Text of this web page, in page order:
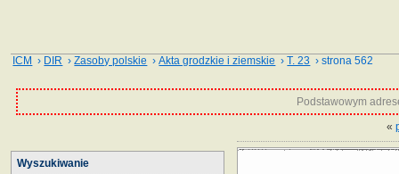
ICM › DIR ›Zasoby polskie ›Akta grodzkie i ziemskie ›T. 23 › strona 562
Podstawowym
«
Wyszukiwanie